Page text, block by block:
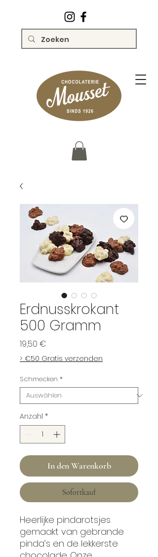
Erdnusskrokant
500 Gramm
19,50 €
> €50 Gratis verzenden
Schmecken *
Anzahl *
In den Warenkorb
Sofortkauf
Heerlijke pindarotsjes
gemaakt van gebrande
pinda’s en de lekkerste